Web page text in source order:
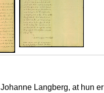
Langberg, at hun